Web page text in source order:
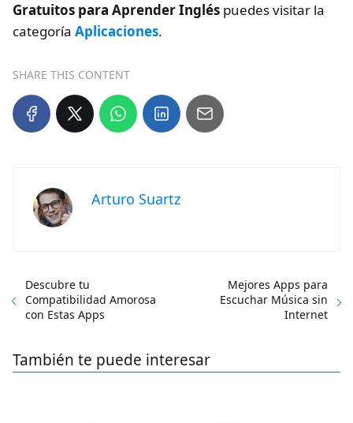
Gratuitos para Aprender Inglés puedes visitar la
categoría Aplicaciones.
SHARE THIS CONTENT
Arturo Suartz
Descubre tu
Compatibilidad Amorosa
con Estas Apps
Mejores Apps para
Escuchar Música sin
Internet
También te puede interesar